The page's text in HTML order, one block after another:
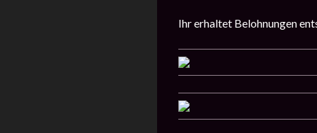
Ihr erhaltet Belohnungen